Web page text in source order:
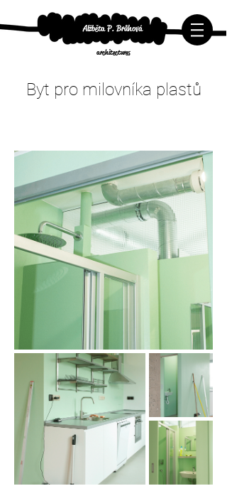
Alžběta P. Brůhová
architectures
Byt pro milovníka plastů